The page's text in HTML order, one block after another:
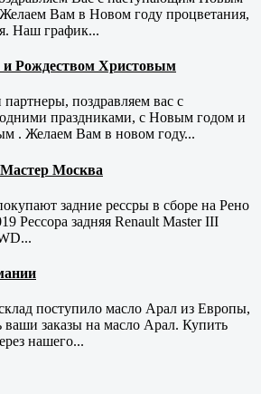
Вам в Новом году процветания,
Наш график...
Рождеством Христовым
поздравляем вас с
праздниками, с Новым годом и
. Желаем Вам в новом году...
Мастер Москва
задние рессры в сборе на Рено
Рессора задняя Renault Master III
поступило масло Арал из Европы,
заказы на масло Арал. Купить
нашего...